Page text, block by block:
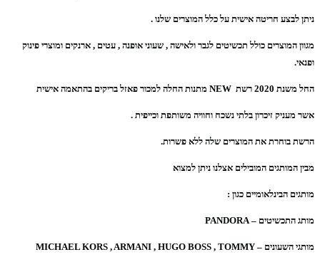
ניתן לבצע חריטה אישית על כלל המוצרים שלנו .
מגוון המוצרים כולל תכשיטים לגבר ולאישה , שעוני אופנה , עטים , ארנקים ומוצרי פינוק
ופנאי.
החל משנת 2020 רשת NEW מתנות החלה למכור פאזל בריקים בהתאמה אישית
אשר מעניק זיכרון בלתי נשכח וחוויה משותפת וכייפית .
הרשת בוחרת את המוצרים שלה ללא פשרות.
מבין המותגים המובילים אצלנו ניתן למצוא
מותגים הבינלאומיים כגון :
מותג התכשיטים – PANDORA
מותגי השעונים – MICHAEL KORS , ARMANI , HUGO BOSS , TOMMY